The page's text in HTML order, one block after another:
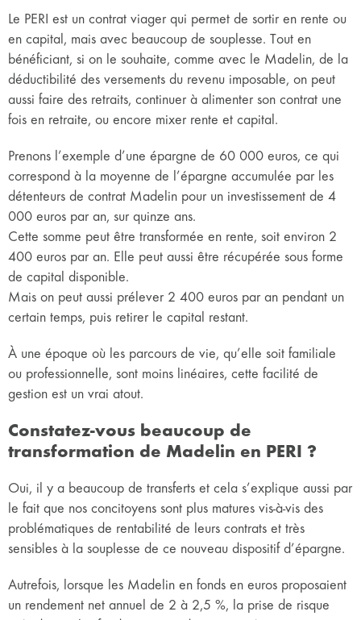
Le PERI est un contrat viager qui permet de sortir en rente ou
en capital, mais avec beaucoup de souplesse. Tout en
bénéficiant, si on le souhaite, comme avec le Madelin, de la
déductibilité des versements du revenu imposable, on peut
aussi faire des retraits, continuer à alimenter son contrat une
fois en retraite, ou encore mixer rente et capital.
Prenons l’exemple d’une épargne de 60 000 euros, ce qui
correspond à la moyenne de l’épargne accumulée par les
détenteurs de contrat Madelin pour un investissement de 4
000 euros par an, sur quinze ans.
Cette somme peut être transformée en rente, soit environ 2
400 euros par an. Elle peut aussi être récupérée sous forme
de capital disponible.
Mais on peut aussi prélever 2 400 euros par an pendant un
certain temps, puis retirer le capital restant.
À une époque où les parcours de vie, qu’elle soit familiale
ou professionnelle, sont moins linéaires, cette facilité de
gestion est un vrai atout.
Constatez-vous beaucoup de
transformation de Madelin en PERI ?
Oui, il y a beaucoup de transferts et cela s’explique aussi par
le fait que nos concitoyens sont plus matures vis-à-vis des
problématiques de rentabilité de leurs contrats et très
sensibles à la souplesse de ce nouveau dispositif d’épargne.
Autrefois, lorsque les Madelin en fonds en euros proposaient
un rendement net annuel de 2 à 2,5 %, la prise de risque